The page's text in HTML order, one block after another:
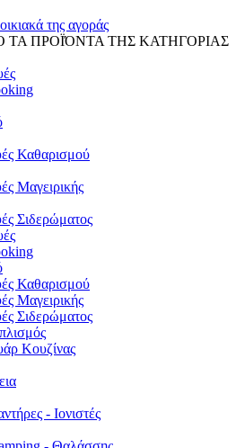
της αγοράς
ΤΑ ΠΡΟΪΌΝΤΑ ΤΗΣ ΚΑΤΗΓΟΡΙΑΣ
Καθαρισμού
Μαγειρικής
Σιδερώματος
Καθαρισμού
Μαγειρικής
Σιδερώματος
Κουζίνας
- Ιονιστές